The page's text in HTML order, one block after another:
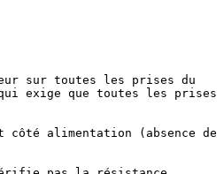
sur toutes les prises du
exige que toutes les prises
alimentation (absence de